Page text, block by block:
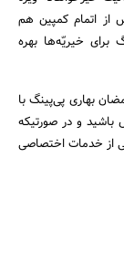
اتمام کمپین هم
برای خیریّه‌ها بهره
بهاری پی‌پینگ با
تماس باشید و در صورتیکه
از خدمات اختصاصی